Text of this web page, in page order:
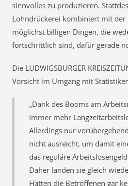
sinnvolles zu produzieren.
Lohndrückerei kombiniert mit der
möglichst billigen Dingen, die
fortschrittlich sind, dafür gerade
Die LUDWIGSBURGER
Vorsicht im Umgang mit
„Dank des Booms am
immer mehr
Allerdings nur
nicht ausreicht, um damit
das reguläre
Daher landen sie gleich
Hätten die Betroffenen gar